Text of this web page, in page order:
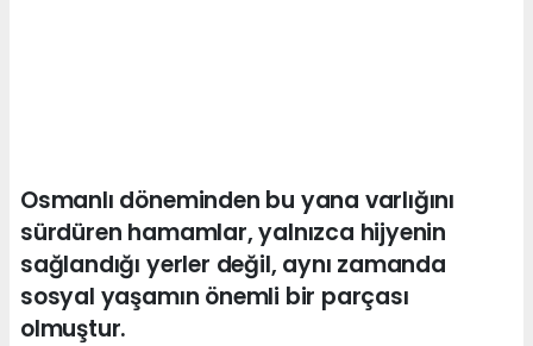
Osmanlı döneminden bu yana varlığını
sürdüren hamamlar, yalnızca hijyenin
sağlandığı yerler değil, aynı zamanda
sosyal yaşamın önemli bir parçası
olmuştur.